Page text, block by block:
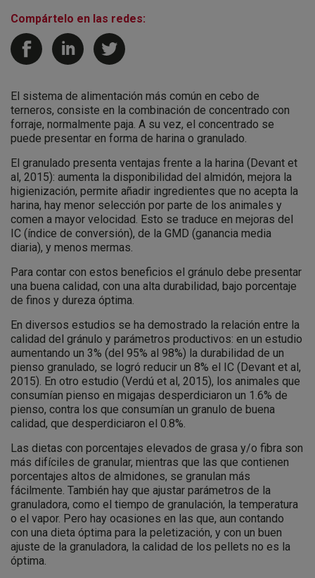
Compártelo en las redes:
El sistema de alimentación más común en cebo de
terneros, consiste en la combinación de concentrado con
forraje, normalmente paja. A su vez, el concentrado se
puede presentar en forma de harina o granulado.
El granulado presenta ventajas frente a la harina (Devant et
al, 2015): aumenta la disponibilidad del almidón, mejora la
higienización, permite añadir ingredientes que no acepta la
harina, hay menor selección por parte de los animales y
comen a mayor velocidad. Esto se traduce en mejoras del
IC (índice de conversión), de la GMD (ganancia media
diaria), y menos mermas.
Para contar con estos beneficios el gránulo debe presentar
una buena calidad, con una alta durabilidad, bajo porcentaje
de finos y dureza óptima.
En diversos estudios se ha demostrado la relación entre la
calidad del gránulo y parámetros productivos: en un estudio
aumentando un 3% (del 95% al 98%) la durabilidad de un
pienso granulado, se logró reducir un 8% el IC (Devant et al,
2015). En otro estudio (Verdú et al, 2015), los animales que
consumían pienso en migajas desperdiciaron un 1.6% de
pienso, contra los que consumían un granulo de buena
calidad, que desperdiciaron el 0.8%.
Las dietas con porcentajes elevados de grasa y/o fibra son
más difíciles de granular, mientras que las que contienen
porcentajes altos de almidones, se granulan más
fácilmente. También hay que ajustar parámetros de la
granuladora, como el tiempo de granulación, la temperatura
o el vapor. Pero hay ocasiones en las que, aun contando
con una dieta óptima para la peletización, y con un buen
ajuste de la granuladora, la calidad de los pellets no es la
óptima.